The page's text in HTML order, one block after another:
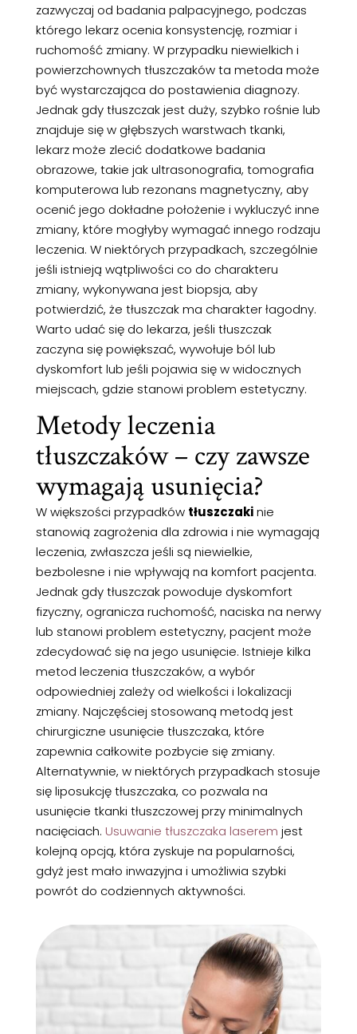
zazwyczaj od badania palpacyjnego, podczas
którego lekarz ocenia konsystencję, rozmiar i
ruchomość zmiany. W przypadku niewielkich i
powierzchownych tłuszczaków ta metoda może
być wystarczająca do postawienia diagnozy.
Jednak gdy tłuszczak jest duży, szybko rośnie lub
znajduje się w głębszych warstwach tkanki,
lekarz może zlecić dodatkowe badania
obrazowe, takie jak ultrasonografia, tomografia
komputerowa lub rezonans magnetyczny, aby
ocenić jego dokładne położenie i wykluczyć inne
zmiany, które mogłyby wymagać innego rodzaju
leczenia. W niektórych przypadkach, szczególnie
jeśli istnieją wątpliwości co do charakteru
zmiany, wykonywana jest biopsja, aby
potwierdzić, że tłuszczak ma charakter łagodny.
Warto udać się do lekarza, jeśli tłuszczak
zaczyna się powiększać, wywołuje ból lub
dyskomfort lub jeśli pojawia się w widocznych
miejscach, gdzie stanowi problem estetyczny.
Metody leczenia
tłuszczaków – czy zawsze
wymagają usunięcia?
W większości przypadków tłuszczakinie
stanowią zagrożenia dla zdrowia i nie wymagają
leczenia, zwłaszcza jeśli są niewielkie,
bezbolesne i nie wpływają na komfort pacjenta.
Jednak gdy tłuszczak powoduje dyskomfort
fizyczny, ogranicza ruchomość, naciska na nerwy
lub stanowi problem estetyczny, pacjent może
zdecydować się na jego usunięcie. Istnieje kilka
metod leczenia tłuszczaków, a wybór
odpowiedniej zależy od wielkości i lokalizacji
zmiany. Najczęściej stosowaną metodą jest
chirurgiczne usunięcie tłuszczaka, które
zapewnia całkowite pozbycie się zmiany.
Alternatywnie, w niektórych przypadkach stosuje
się liposukcję tłuszczaka, co pozwala na
usunięcie tkanki tłuszczowej przy minimalnych
nacięciach. Usuwanie tłuszczaka laserem jest
kolejną opcją, która zyskuje na popularności,
gdyż jest mało inwazyjna i umożliwia szybki
powrót do codziennych aktywności.